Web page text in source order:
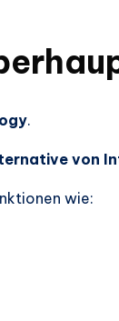
.
von
wie: